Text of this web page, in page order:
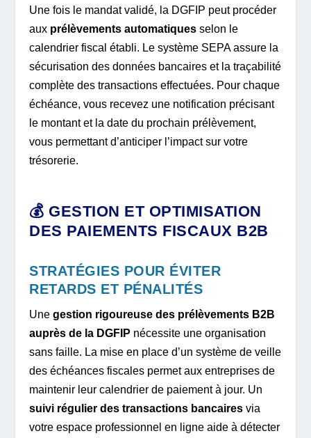
Une fois le mandat validé, la DGFIP peut procéder
aux prélèvements automatiques selon le
calendrier fiscal établi. Le système SEPA assure la
sécurisation des données bancaires et la traçabilité
complète des transactions effectuées. Pour chaque
échéance, vous recevez une notification précisant
le montant et la date du prochain prélèvement,
vous permettant d’anticiper l’impact sur votre
trésorerie.
💰 GESTION ET OPTIMISATION
DES PAIEMENTS FISCAUX B2B
STRATÉGIES POUR ÉVITER
RETARDS ET PÉNALITÉS
Unegestion rigoureuse des prélèvements B2B
auprès de la DGFIP nécessite une organisation
sans faille. La mise en place d’un système de veille
des échéances fiscales permet aux entreprises de
maintenir leur calendrier de paiement à jour. Un
suivi régulier des transactions bancaires via
votre espace professionnel en ligne aide à détecter